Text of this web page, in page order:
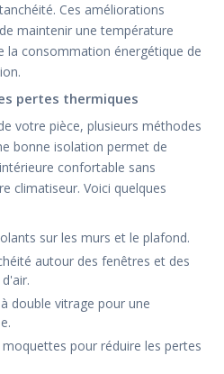
Ces améliorations
maintenir une température
la consommation énergétique de
pertes thermiques
votre pièce, plusieurs méthodes
bonne isolation permet de
confortable sans
climatiseur. Voici quelques
sur les murs et le plafond.
autour des fenêtres et des
double vitrage pour une
pour réduire les pertes